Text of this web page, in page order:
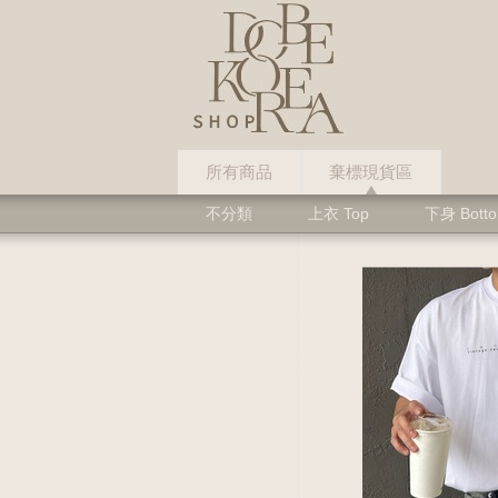
所有商品 棄標現貨區
不分類 上衣 Top 下身